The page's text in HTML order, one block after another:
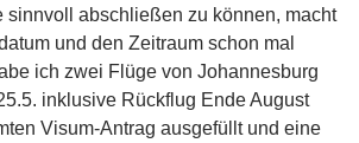
sinnvoll abschließen zu können, macht
und den Zeitraum schon mal
ich zwei Flüge von Johannesburg
inklusive Rückflug Ende August
Visum-Antrag ausgefüllt und eine